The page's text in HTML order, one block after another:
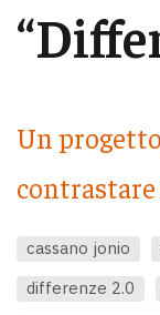
Un
cassano jonio
differenze 2.0